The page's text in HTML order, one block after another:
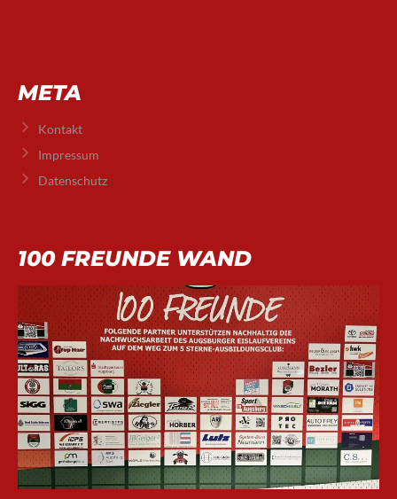
META
Kontakt
Impressum
Datenschutz
100 FREUNDE WAND